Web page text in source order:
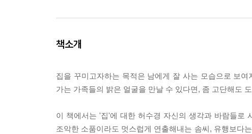
책소개
집을 꾸미고자하는 목적은 남에게 잘 사는 모습으로 보
가는 가족들의 밝은 얼굴을 만날 수 있다면, 좀 고단해도
이 책에서는 '집'에 대한 허수경 자신의 생각과 바람들로
조악한 소품이라도 멋스럽게 연출해내는 솜씨, 유행보다